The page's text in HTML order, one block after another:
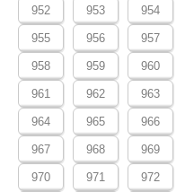
952 953 954
955 956 957
958 959 960
961 962 963
964 965 966
967 968 969
970 971 972